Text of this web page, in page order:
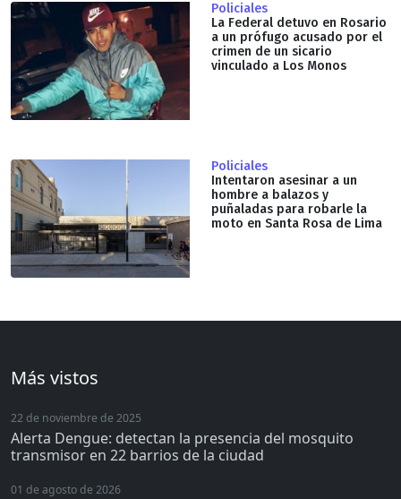
Policiales
La Federal detuvo en Rosario
a un prófugo acusado por el
crimen de un sicario
vinculado a Los Monos
Policiales
Intentaron asesinar a un
hombre a balazos y
puñaladas para robarle la
moto en Santa Rosa de Lima
Más vistos
22 de noviembre de 2025
Alerta Dengue: detectan la presencia del mosquito
transmisor en 22 barrios de la ciudad
01 de agosto de 2026